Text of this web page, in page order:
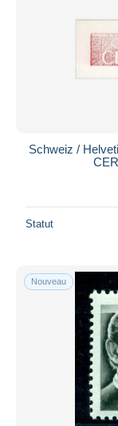
Schweiz /
Statut
Nouveau